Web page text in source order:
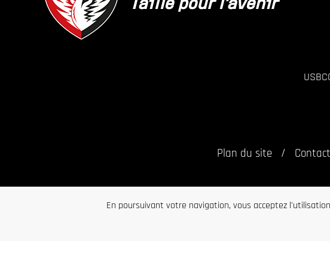
Plan du site Contact
En poursuivant votre navigation, vous acceptez